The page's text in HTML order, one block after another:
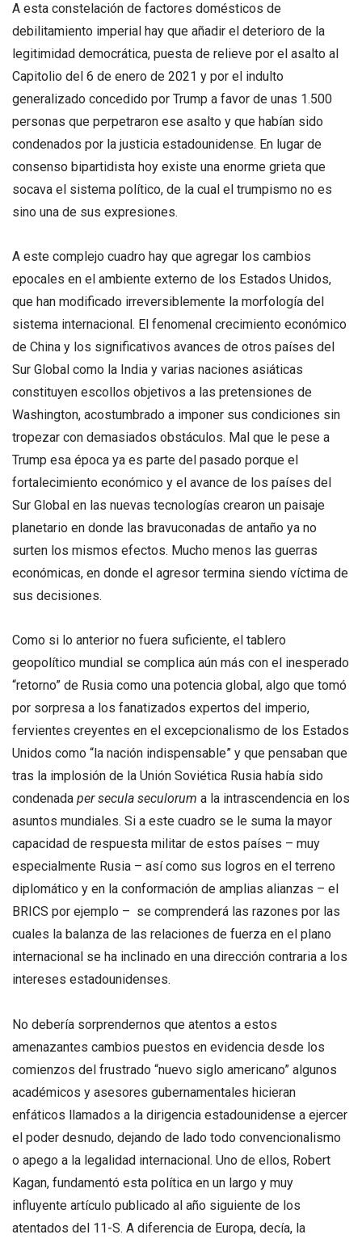
A esta constelación de factores domésticos de
debilitamiento imperial hay que añadir el deterioro de la
legitimidad democrática, puesta de relieve por el asalto al
Capitolio del 6 de enero de 2021 y por el indulto
generalizado concedido por Trump a favor de unas 1.500
personas que perpetraron ese asalto y que habían sido
condenados por la justicia estadounidense. En lugar de
consenso bipartidista hoy existe una enorme grieta que
socava el sistema político, de la cual el trumpismo no es
sino una de sus expresiones.
A este complejo cuadro hay que agregar los cambios
epocales en el ambiente externo de los Estados Unidos,
que han modificado irreversiblemente la morfología del
sistema internacional. El fenomenal crecimiento económico
de China y los significativos avances de otros países del
Sur Global como la India y varias naciones asiáticas
constituyen escollos objetivos a las pretensiones de
Washington, acostumbrado a imponer sus condiciones sin
tropezar con demasiados obstáculos. Mal que le pese a
Trump esa época ya es parte del pasado porque el
fortalecimiento económico y el avance de los países del
Sur Global en las nuevas tecnologías crearon un paisaje
planetario en donde las bravuconadas de antaño ya no
surten los mismos efectos. Mucho menos las guerras
económicas, en donde el agresor termina siendo víctima de
sus decisiones.
Como si lo anterior no fuera suficiente, el tablero
geopolítico mundial se complica aún más con el inesperado
“retorno” de Rusia como una potencia global, algo que tomó
por sorpresa a los fanatizados expertos del imperio,
fervientes creyentes en el excepcionalismo de los Estados
Unidos como “la nación indispensable” y que pensaban que
tras la implosión de la Unión Soviética Rusia había sido
condenada per secula seculorum a la intrascendencia en los
asuntos mundiales. Si a este cuadro se le suma la mayor
capacidad de respuesta militar de estos países – muy
especialmente Rusia – así como sus logros en el terreno
diplomático y en la conformación de amplias alianzas – el
BRICS por ejemplo – se comprenderá las razones por las
cuales la balanza de las relaciones de fuerza en el plano
internacional se ha inclinado en una dirección contraria a los
intereses estadounidenses.
No debería sorprendernos que atentos a estos
amenazantes cambios puestos en evidencia desde los
comienzos del frustrado “nuevo siglo americano” algunos
académicos y asesores gubernamentales hicieran
enfáticos llamados a la dirigencia estadounidense a ejercer
el poder desnudo, dejando de lado todo convencionalismo
o apego a la legalidad internacional. Uno de ellos, Robert
Kagan, fundamentó esta política en un largo y muy
influyente artículo publicado al año siguiente de los
atentados del 11-S. A diferencia de Europa, decía, la